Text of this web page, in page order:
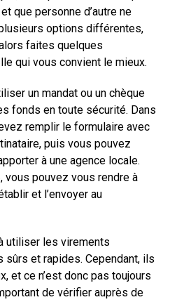
que personne d’autre ne
options différentes,
faites quelques
qui vous convient le mieux.
un mandat ou un chèque
fonds en toute sécurité. Dans
remplir le formulaire avec
puis vous pouvez
à une agence locale.
vous pouvez vous rendre à
et l’envoyer au
utiliser les virements
et rapides. Cependant, ils
et ce n’est donc pas toujours
de vérifier auprès de